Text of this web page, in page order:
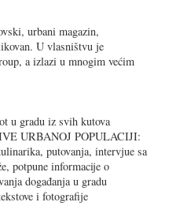
urbani magazin,
U vlasništvu je
a izlazi u mnogim većim
u gradu iz svih kutova
URBANOJ POPULACIJI:
putovanja, intervjue sa
potpune informacije o
događanja u gradu
i fotografije